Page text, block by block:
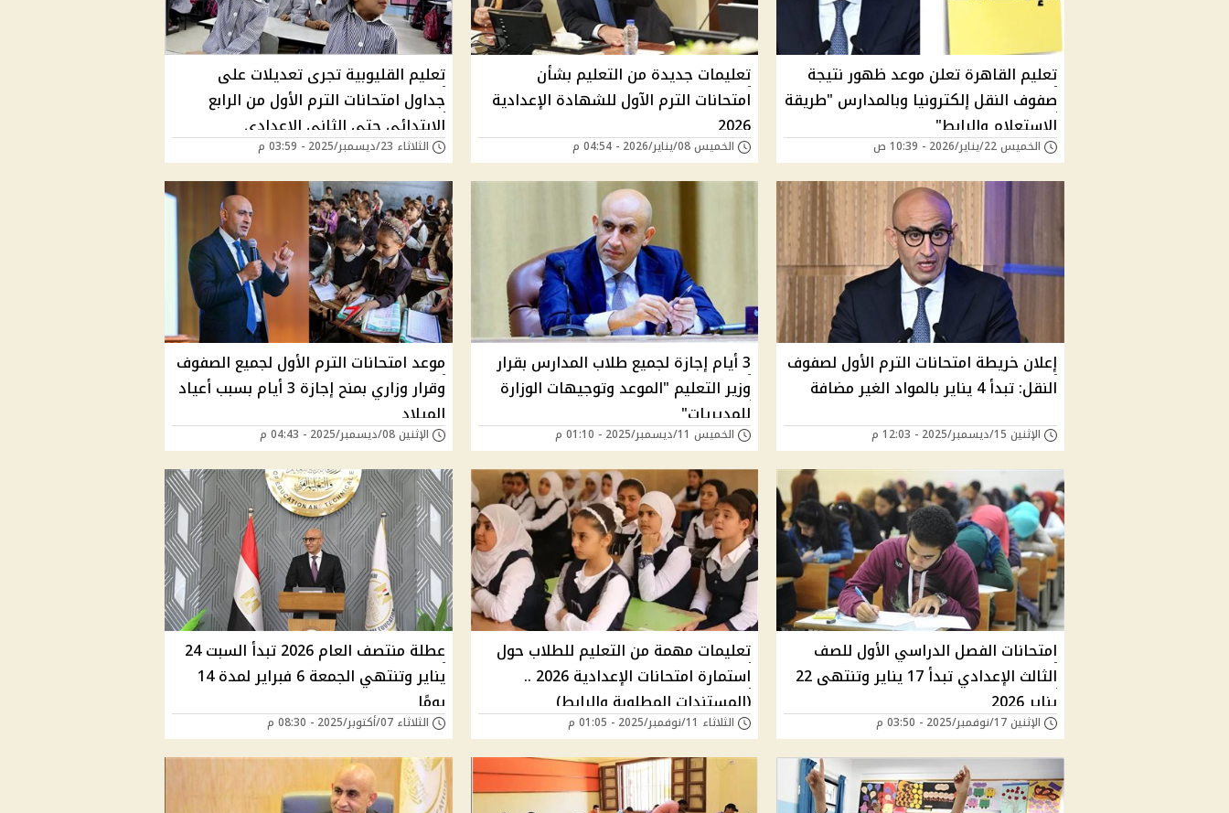
تعليم القاهرة تعلن موعد ظهور نتيجة
صفوف النقل إلكترونيا وبالمدارس "طريقة
الاستعلام والرابط"
الخميس 22/يناير/2026 - 10:39 ص
تعليمات جديدة من التعليم بشأن
امتحانات الترم الآول للشهادة الإعدادية
2026
الخميس 08/يناير/2026 - 04:54 م
تعليم القليوبية تجرى تعديلات على
جداول امتحانات الترم الأول من الرابع
الابتدائي حتى الثاني الإعدادي
الثلاثاء 23/ديسمبر/2025 - 03:59 م
إعلان خريطة امتحانات الترم الأول لصفوف
النقل: تبدأ 4 يناير بالمواد الغير مضافة
الإثنين 15/ديسمبر/2025 - 12:03 م
3 أيام إجازة لجميع طلاب المدارس بقرار
وزير التعليم "الموعد وتوجيهات الوزارة
للمديريات"
الخميس 11/ديسمبر/2025 - 01:10 م
موعد امتحانات الترم الأول لجميع الصفوف
وقرار وزاري بمنح إجازة 3 أيام بسبب أعياد
الميلاد
الإثنين 08/ديسمبر/2025 - 04:43 م
امتحانات الفصل الدراسي الأول للصف
الثالث الإعدادي تبدأ 17 يناير وتنتهى 22
يناير 2026
الإثنين 17/نوفمبر/2025 - 03:50 م
تعليمات مهمة من التعليم للطلاب حول
استمارة امتحانات الإعدادية 2026 ..
(المستندات المطلوبة والرابط)
الثلاثاء 11/نوفمبر/2025 - 01:05 م
عطلة منتصف العام 2026 تبدأ السبت 24
يناير وتنتهي الجمعة 6 فبراير لمدة 14
يومًا
الثلاثاء 07/أكتوبر/2025 - 08:30 م